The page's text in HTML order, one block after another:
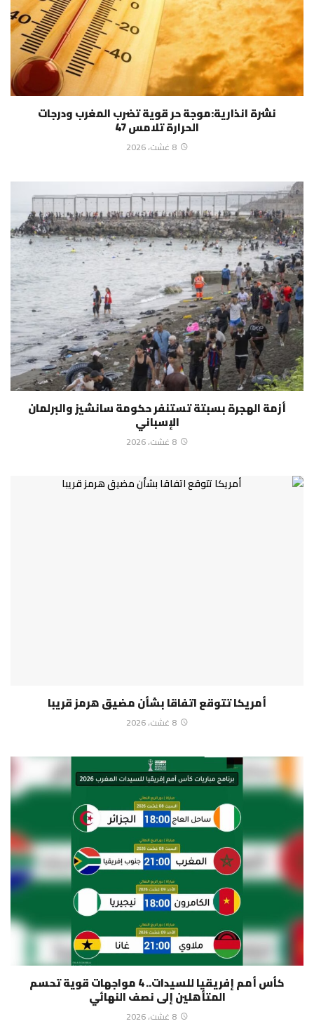
نشرة انذارية:موجة حر قوية تضرب المغرب ودرجات
الحرارة تلامس 47
8 غشت، 2026
أزمة الهجرة بسبتة تستنفر حكومة سانشيز والبرلمان
الإسباني
8 غشت، 2026
أمريكا تتوقع اتفاقا بشأن مضيق هرمز قريبا
8 غشت، 2026
كأس أمم إفريقيا للسيدات.. 4 مواجهات قوية تحسم
المتأهلين إلى نصف النهائي
8 غشت، 2026